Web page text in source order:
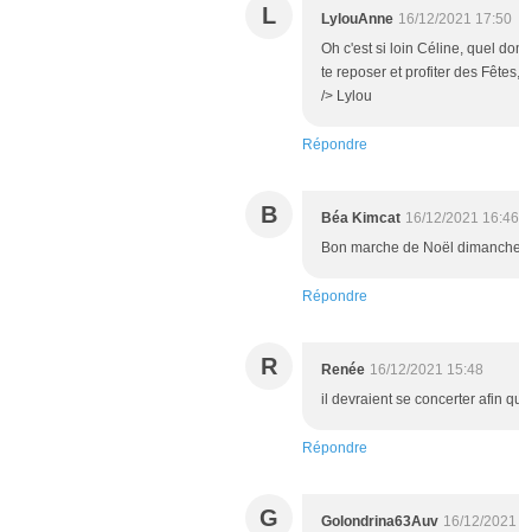
L LylouAnne 16/12/2021 17:50
Oh c'est si loin Céline, quel
te reposer et profiter des
/> Lylou
Répondre
B Béa Kimcat 16/12/2021 16:46
Bon marche de Noël
Répondre
R Renée 16/12/2021 15:48
il devraient se concerter afin
Répondre
G Golondrina63Auv 16/12/